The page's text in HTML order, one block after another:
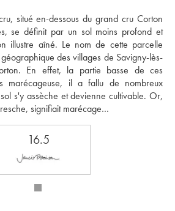
situé en-dessous du grand cru Corton
se définit par un sol moins profond et
illustre aîné. Le nom de cette parcelle
des villages de Savigny-lès-
En effet, la partie basse de ces
marécageuse, il a fallu de nombreux
s'y assèche et devienne cultivable. Or,
signifiait marécage…
16.5